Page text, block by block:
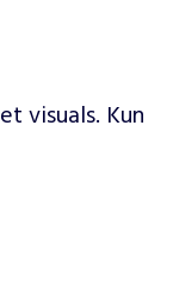
visuals. Kun